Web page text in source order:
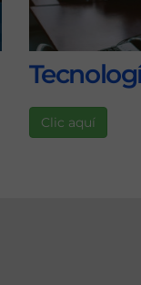
Clic aquí